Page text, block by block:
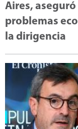
Aires,
problemas
la dirigencia